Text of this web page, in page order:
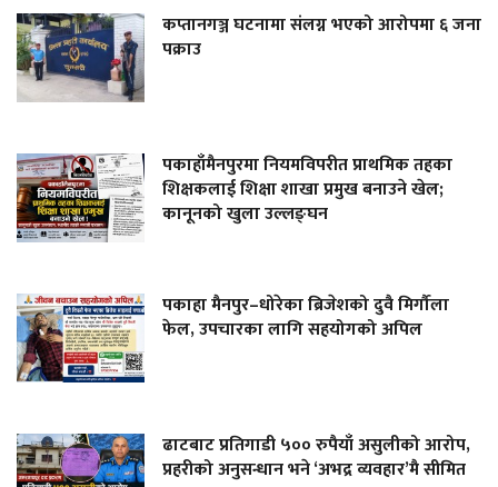
कप्तानगञ्ज घटनामा संलग्न भएको आरोपमा ६ जना
पक्राउ
पकाहाँमैनपुरमा नियमविपरीत प्राथमिक तहका
शिक्षकलाई शिक्षा शाखा प्रमुख बनाउने खेल;
कानूनको खुला उल्लङ्घन
पकाहा मैनपुर–धोरेका ब्रिजेशको दुवै मिर्गौला
फेल, उपचारका लागि सहयोगको अपिल
ढाटबाट प्रतिगाडी ५०० रुपैयाँ असुलीको आरोप,
प्रहरीको अनुसन्धान भने ‘अभद्र व्यवहार’मै सीमित